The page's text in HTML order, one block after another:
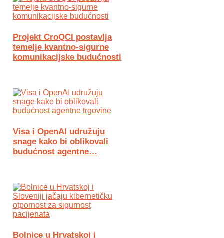
Projekt CroQCI postavlja
temelje kvantno-sigurne
komunikacijske budućnosti
Visa i OpenAI udružuju
snage kako bi oblikovali
budućnost agentne…
Bolnice u Hrvatskoj i